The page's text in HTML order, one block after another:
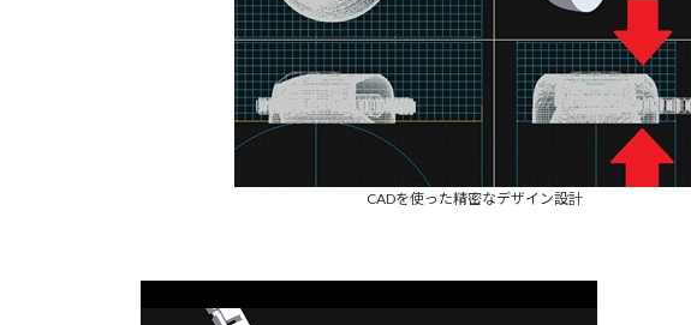
CADを使った精密なデザイン設計